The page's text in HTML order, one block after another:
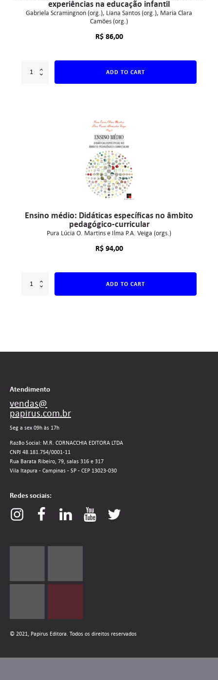
experiências na educação infantil
Gabriela Scramingnon (org.) Liana Santos (org.) Maria Clara
Camões (org.)
R$86,00
ADD TO CART
Ensino médio: Didáticas específicas no âmbito
pedagógico-curricular
Pura Lúcia O. Martins e Ilma P.A. Veiga (orgs.)
R$94,00
ADD TO CART
Atendimento
vendas@
papirus.com.br
Seg a sex 09h às 17h
Razão Social: M.R. CORNACCHIA EDITORA LTDA
CNPJ 48.181.754/0001-11
Rua Barata Ribeiro, 79, salas 316 e 317
Vila Itapura - Campinas - SP - CEP 13023-030
Redes sociais:
© 2021, Papirus Editora. Todos os direitos reservados